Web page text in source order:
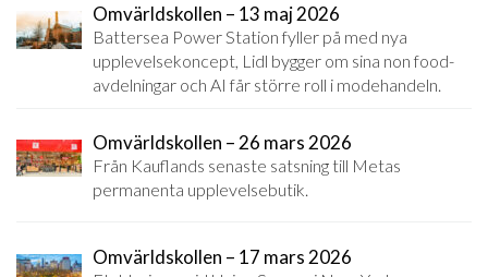
Omvärldskollen – 13 maj 2026
Battersea Power Station fyller på med nya
upplevelsekoncept, Lidl bygger om sina non food-
avdelningar och AI får större roll i modehandeln.
Omvärldskollen – 26 mars 2026
Från Kauflands senaste satsning till Metas
permanenta upplevelsebutik.
Omvärldskollen – 17 mars 2026